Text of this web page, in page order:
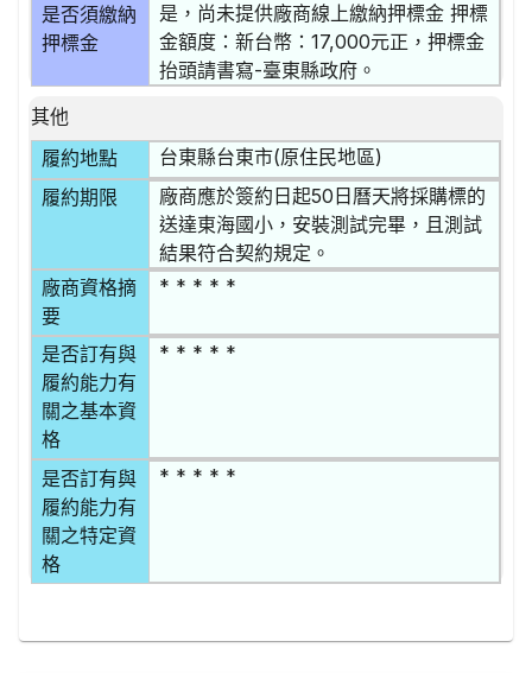
是否須繳納
押標金
是，尚未提供廠商線上繳納押標金 押標
金額度：新台幣：17,000元正，押標金
抬頭請書寫-臺東縣政府。
其他
履約地點
台東縣台東市(原住民地區)
履約期限
廠商應於簽約日起50日曆天將採購標的
送達東海國小，安裝測試完畢，且測試
結果符合契約規定。
廠商資格摘
要
* * * * *
是否訂有與
履約能力有
關之基本資
格
* * * * *
是否訂有與
履約能力有
關之特定資
格
* * * * *